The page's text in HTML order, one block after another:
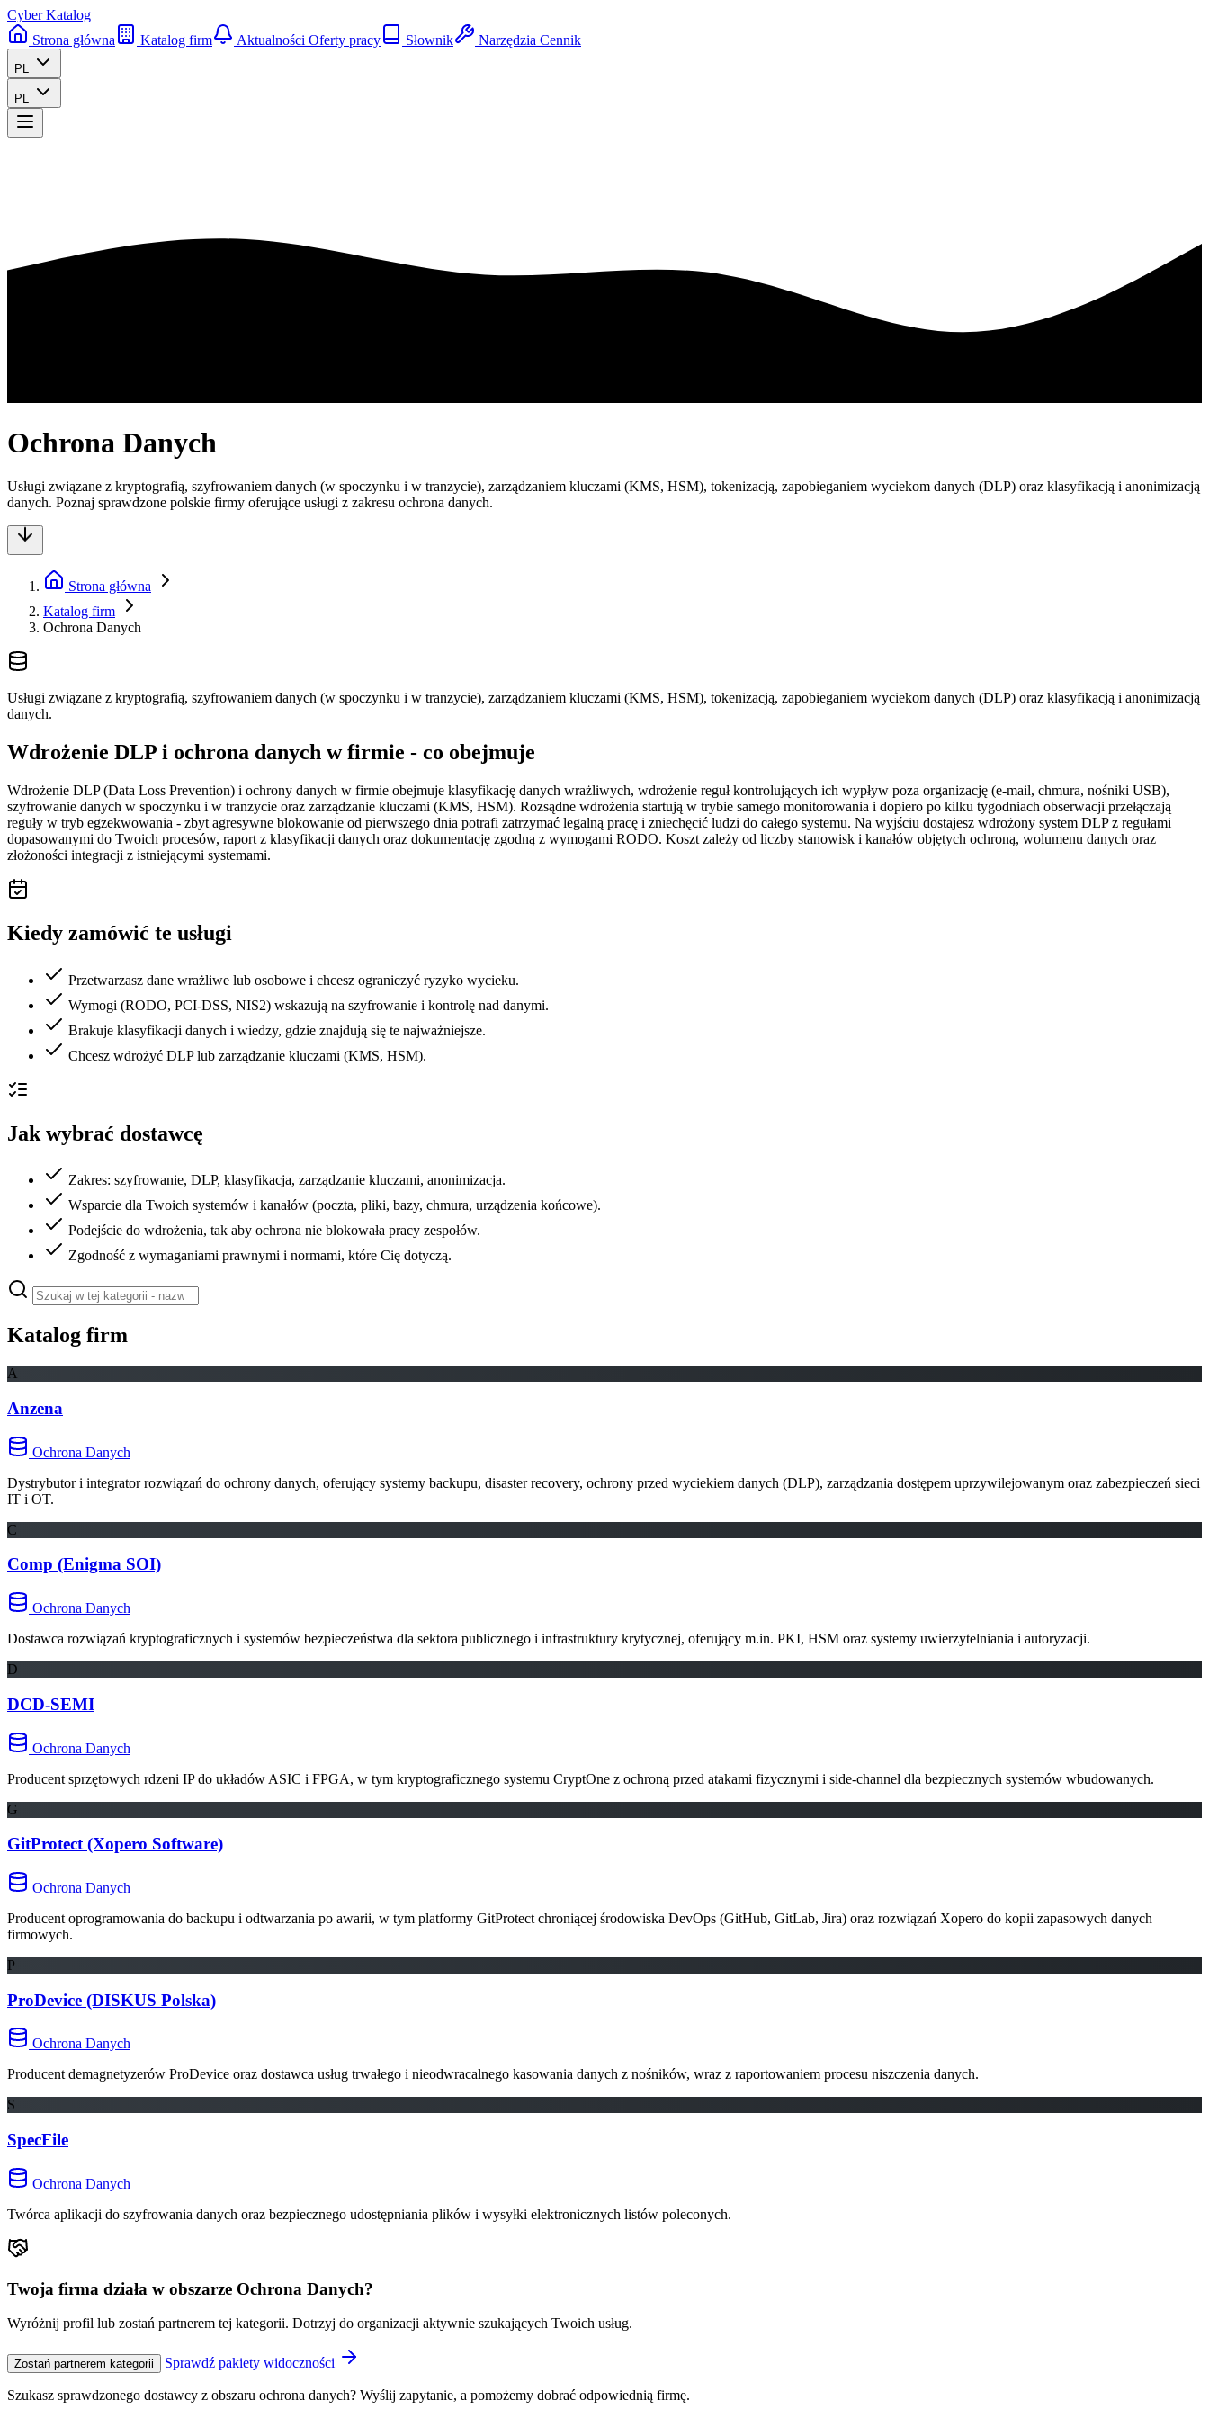
Cyber Katalog
Strona główna
Katalog firm Aktualności Oferty pracy Słownik Narzędzia Cennik
PL
PL
Ochrona Danych
Usługi związane z kryptografią, szyfrowaniem danych (w spoczynku i w tranzycie), zarządzaniem kluczami (KMS, HSM), tokenizacją, zapobieganiem wyciekom danych (DLP) oraz klasyfikacją i anonimizacją
danych. Poznaj sprawdzone polskie firmy oferujące usługi z zakresu ochrona danych.
Strona główna
Katalog firm
Ochrona Danych
Usługi związane z kryptografią, szyfrowaniem danych (w spoczynku i w tranzycie), zarządzaniem kluczami (KMS, HSM), tokenizacją, zapobieganiem wyciekom danych (DLP) oraz klasyfikacją i anonimizacją
danych.
Wdrożenie DLP i ochrona danych w firmie - co obejmuje
Wdrożenie DLP (Data Loss Prevention) i ochrony danych w firmie obejmuje klasyfikację danych wrażliwych, wdrożenie reguł kontrolujących ich wypływ poza organizację (e-mail, chmura, nośniki USB),
szyfrowanie danych w spoczynku i w tranzycie oraz zarządzanie kluczami (KMS, HSM). Rozsądne wdrożenia startują w trybie samego monitorowania i dopiero po kilku tygodniach obserwacji przełączają
reguły w tryb egzekwowania - zbyt agresywne blokowanie od pierwszego dnia potrafi zatrzymać legalną pracę i zniechęcić ludzi do całego systemu. Na wyjściu dostajesz wdrożony system DLP z regułami
dopasowanymi do Twoich procesów, raport z klasyfikacji danych oraz dokumentację zgodną z wymogami RODO. Koszt zależy od liczby stanowisk i kanałów objętych ochroną, wolumenu danych oraz
złożoności integracji z istniejącymi systemami.
Kiedy zamówić te usługi
Przetwarzasz dane wrażliwe lub osobowe i chcesz ograniczyć ryzyko wycieku.
Wymogi (RODO, PCI-DSS, NIS2) wskazują na szyfrowanie i kontrolę nad danymi.
Brakuje klasyfikacji danych i wiedzy, gdzie znajdują się te najważniejsze.
Chcesz wdrożyć DLP lub zarządzanie kluczami (KMS, HSM).
Jak wybrać dostawcę
Zakres: szyfrowanie, DLP, klasyfikacja, zarządzanie kluczami, anonimizacja.
Wsparcie dla Twoich systemów i kanałów (poczta, pliki, bazy, chmura, urządzenia końcowe).
Podejście do wdrożenia, tak aby ochrona nie blokowała pracy zespołów.
Zgodność z wymaganiami prawnymi i normami, które Cię dotyczą.
Katalog firm
A
Anzena
Ochrona Danych
Dystrybutor i integrator rozwiązań do ochrony danych, oferujący systemy backupu, disaster recovery, ochrony przed wyciekiem danych (DLP), zarządzania dostępem uprzywilejowanym oraz zabezpieczeń sieci
IT i OT.
C
Comp (Enigma SOI)
Ochrona Danych
Dostawca rozwiązań kryptograficznych i systemów bezpieczeństwa dla sektora publicznego i infrastruktury krytycznej, oferujący m.in. PKI, HSM oraz systemy uwierzytelniania i autoryzacji.
D
DCD-SEMI
Ochrona Danych
Producent sprzętowych rdzeni IP do układów ASIC i FPGA, w tym kryptograficznego systemu CryptOne z ochroną przed atakami fizycznymi i side-channel dla bezpiecznych systemów wbudowanych.
G
GitProtect (Xopero Software)
Ochrona Danych
Producent oprogramowania do backupu i odtwarzania po awarii, w tym platformy GitProtect chroniącej środowiska DevOps (GitHub, GitLab, Jira) oraz rozwiązań Xopero do kopii zapasowych danych
firmowych.
P
ProDevice (DISKUS Polska)
Ochrona Danych
Producent demagnetyzerów ProDevice oraz dostawca usług trwałego i nieodwracalnego kasowania danych z nośników, wraz z raportowaniem procesu niszczenia danych.
S
SpecFile
Ochrona Danych
Twórca aplikacji do szyfrowania danych oraz bezpiecznego udostępniania plików i wysyłki elektronicznych listów poleconych.
Twoja firma działa w obszarze Ochrona Danych?
Wyróżnij profil lub zostań partnerem tej kategorii. Dotrzyj do organizacji aktywnie szukających Twoich usług.
Zostań partnerem kategorii Sprawdź pakiety widoczności
Szukasz sprawdzonego dostawcy z obszaru ochrona danych? Wyślij zapytanie, a pomożemy dobrać odpowiednią firmę.